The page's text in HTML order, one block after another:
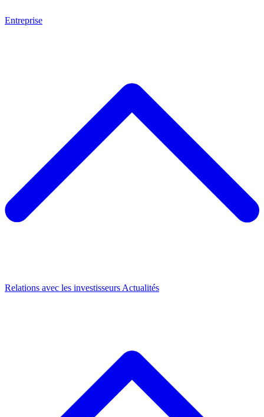
Entreprise
Relations avec les investisseurs Actualités